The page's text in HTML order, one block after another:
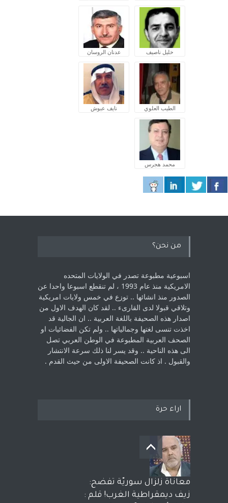
خليل ناصيف عدنان الروسان
الطيب العلوي نايف عبوش
محمد هجرس
من نحن؟
اسبوعية مطبوعة تصدر في الولايات المتحده
الامريكية منذ عام 1993 ، لم ‏تنقطع اسبوعا واحدا عن
الصدور منذ انشائها .. توزع في خمس ولايات امريكية
‏وتلاقي قبولا لدى القارىء ..‏ لقد كان الهدف الاول من
اصدار هذه الصحيفة باللغة العربية .. ان الجالية قد
اخذت ‏تنسى لغتها وجمالياتها .. ولم تكن الفضائيات او
الصحف العربية المطبوعة في الوطن ‏العربي تصل
الى هذه الناحية .. وقد يسر لنا ذلك سرعة الانتشار
والقبول . اذ كانت ‏الصحيفة الاولى من حيث القدم . ‏
اراء حرة
معاناة زلزال سوريّة تفضح:
زيف ديمقراطية الغرب! قلم :